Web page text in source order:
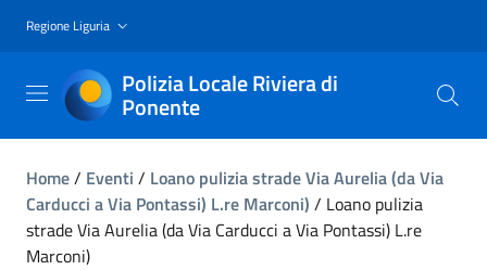
Regione Liguria
Polizia Locale Riviera di
Ponente
Home/ Eventi / Loano pulizia strade Via Aurelia (da Via
Carducci a Via Pontassi) L.re Marconi) / Loano pulizia
strade Via Aurelia (da Via Carducci a Via Pontassi) L.re
Marconi)